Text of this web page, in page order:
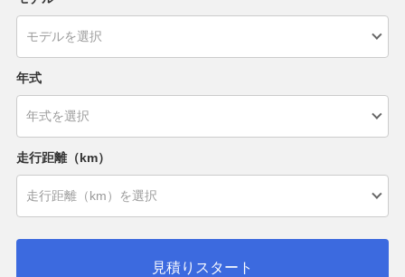
年式
走行距離（km）
見積りスタート